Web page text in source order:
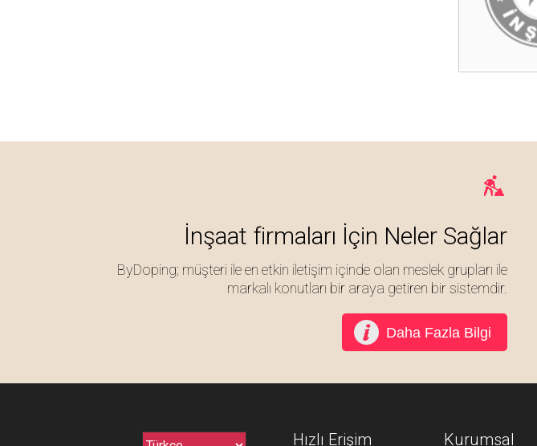
İnşaat firmaları İçin Neler Sağlar
ByDoping; müşteri ile en etkin iletişim içinde olan meslek grupları ile
markalı konutları bir araya getiren bir sistemdir.
Daha Fazla Bilgi
Hızlı Erişim Kurumsal